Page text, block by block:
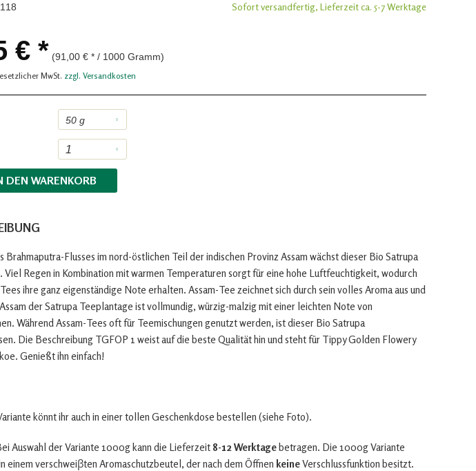
118 Sofort versandfertig, Lieferzeit ca. 5-7 Werktage
€ * (91,00 € * / 1000 Gramm)
MwSt. zzgl. Versandkosten
DEN WARENKORB
Brahmaputra-Flusses im nord-östlichen Teil der indischen Provinz Assam wächst dieser Bio Satrupa
Viel Regen in Kombination mit warmen Temperaturen sorgt für eine hohe Luftfeuchtigkeit, wodurch
ihre ganz eigenständige Note erhalten. Assam-Tee zeichnet sich durch sein volles Aroma aus und
der Satrupa Teeplantage ist vollmundig, würzig-malzig mit einer leichten Note von
Während Assam-Tees oft für Teemischungen genutzt werden, ist dieser Bio Satrupa
Die Beschreibung TGFOP 1 weist auf die beste Qualität hin und steht für Tippy Golden Flowery
Genießt ihn einfach!
könnt ihr auch in einer tollen Geschenkdose bestellen (siehe Foto).
Auswahl der Variante 1000g kann die Lieferzeit 8-12 Werktagebetragen. Die 1000g Variante
einem verschweiβten Aromaschutzbeutel, der nach dem Öffnen keineVerschlussfunktion besitzt.